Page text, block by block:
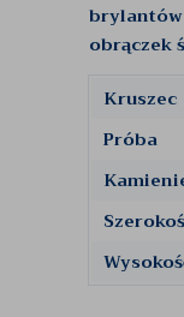
obrączek
Kruszec
Próba